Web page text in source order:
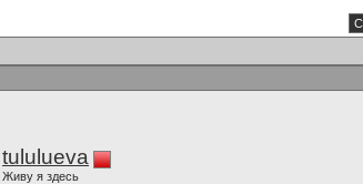
tululueva
Живу я здесь